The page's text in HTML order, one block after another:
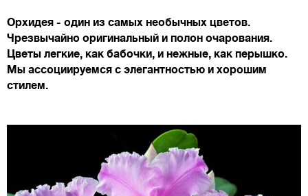
Орхидея - один из самых необычных цветов.
Чрезвычайно оригинальный и полон очарования.
Цветы легкие, как бабочки, и нежные, как перышко.
Мы ассоциируемся с элегантностью и хорошим
стилем.